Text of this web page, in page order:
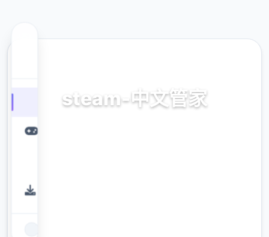
steam-中文管家
官方法唯首指准确，正版app，官方app，普通